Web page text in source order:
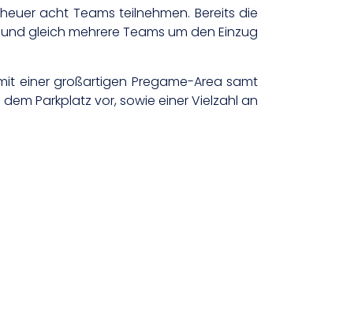
acht Teams teilnehmen. Bereits die
gleich mehrere Teams um den Einzug
einer großartigen Pregame-Area samt
Parkplatz vor, sowie einer Vielzahl an